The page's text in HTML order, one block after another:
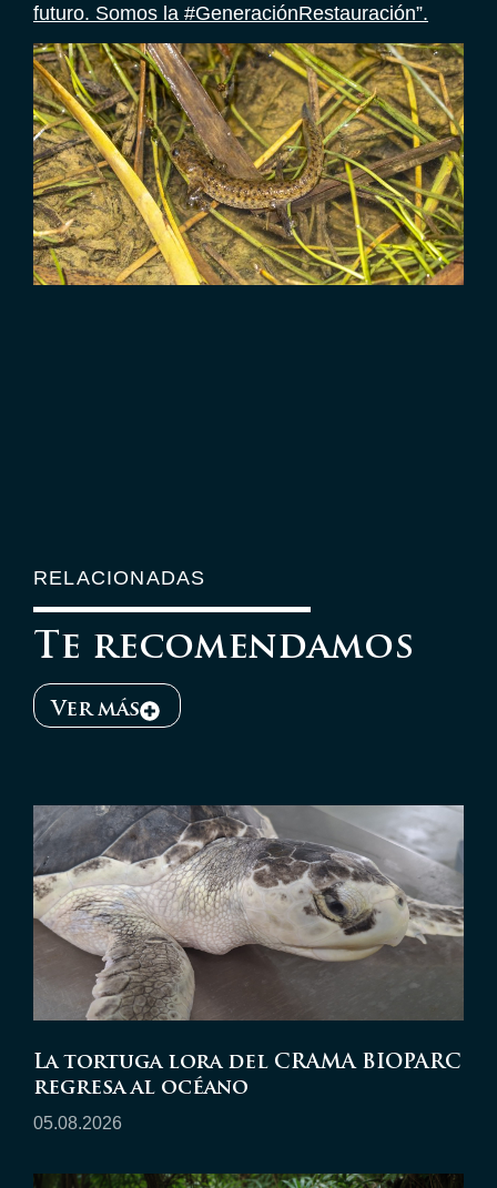
futuro. Somos la #GeneraciónRestauración”.
RELACIONADAS
Te recomendamos
Ver más
La tortuga lora del CRAMA BIOPARC
regresa al océano
05.08.2026